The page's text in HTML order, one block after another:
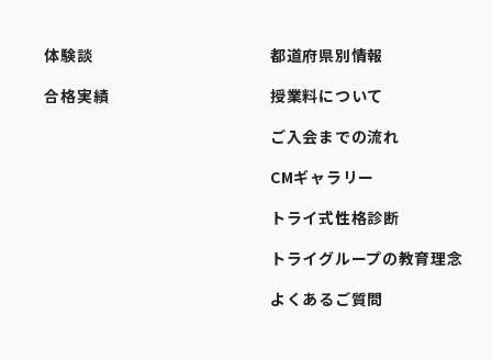
体験談
合格実績
都道府県別情報
授業料について
ご入会までの流れ
CMギャラリー
トライ式性格診断
トライグループの教育理念
よくあるご質問